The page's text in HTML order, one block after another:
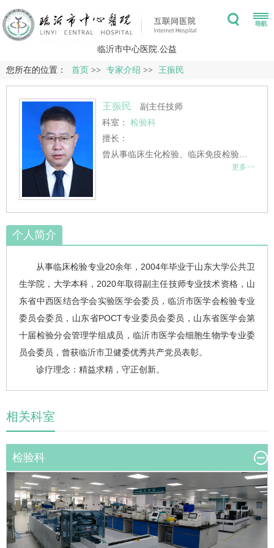
临沂市中心医院.公益
您所在的位置： 首页 >> 专家介绍 >> 王振民
王振民
副主任技师
科室： 检验科
擅长：
更多>>
个人简介
从事临床检验专业20余年，2004年毕业于山东大学公共卫
生学院，大学本科，2020年取得副主任技师专业技术资格，山
东省中西医结合学会实验医学会委员，临沂市医学会检验专业
委员会委员，山东省POCT专业委员会委员，山东省医学会第
十届检验分会管理学组成员，临沂市医学会细胞生物学专业委
员会委员，曾获临沂市卫健委优秀共产党员表彰。
诊疗理念：精益求精，守正创新。
相关科室
检验科